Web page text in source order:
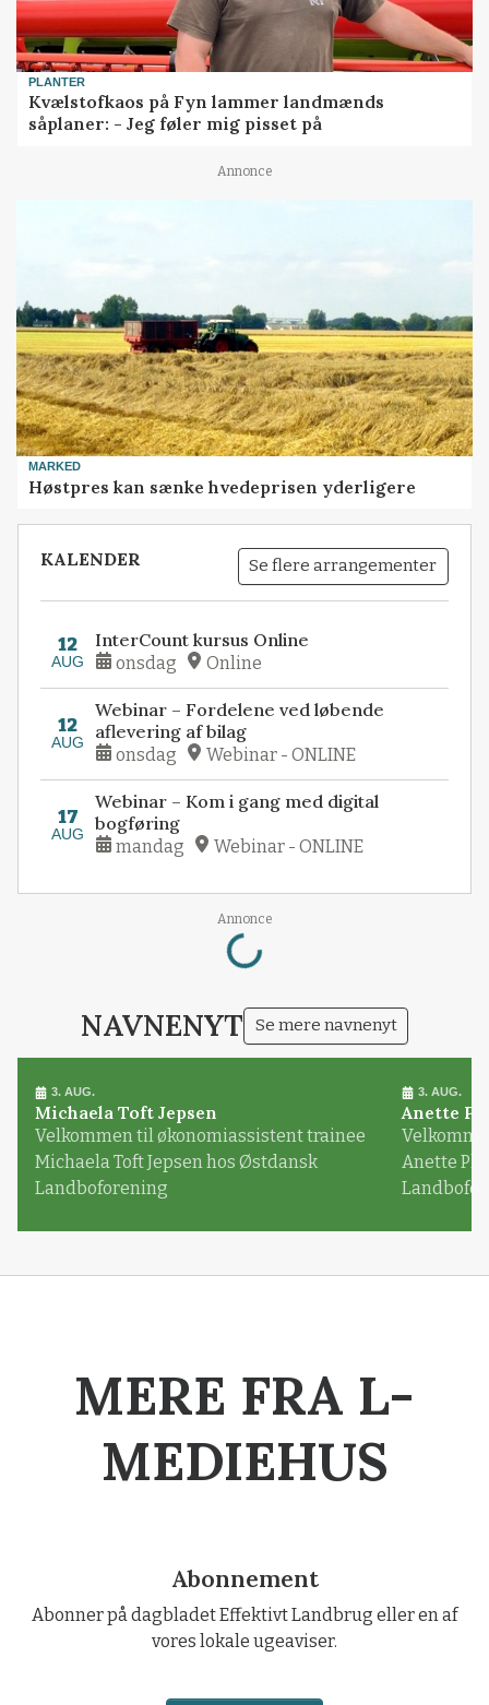
PLANTER
Kvælstofkaos på Fyn lammer landmænds
såplaner: - Jeg føler mig pisset på
Annonce
MARKED
Høstpres kan sænke hvedeprisen yderligere
KALENDER Se flere arrangementer
12
AUG
InterCount kursus Online
onsdag Online
12
AUG
Webinar – Fordelene ved løbende
aflevering af bilag
onsdag Webinar - ONLINE
17
AUG
Webinar – Kom i gang med digital
bogføring
mandag Webinar - ONLINE
Annonce
Loading...
NAVNENYT Se mere navnenyt
3. AUG.
Michaela Toft Jepsen
Velkommen til økonomiassistent trainee
Michaela Toft Jepsen hos Østdansk
Landboforening
3. AUG.
Anette
Anette
MERE FRA L-
MEDIEHUS
Abonnement
Abonner på dagbladet Effektivt Landbrug eller en af
vores lokale ugeaviser.